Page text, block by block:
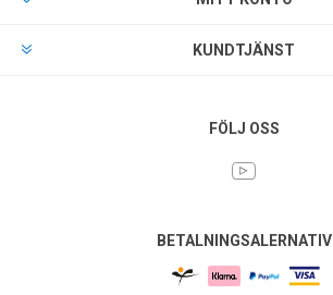
KUNDTJÄNST
FÖLJ OSS
BETALNINGSALERNATIV